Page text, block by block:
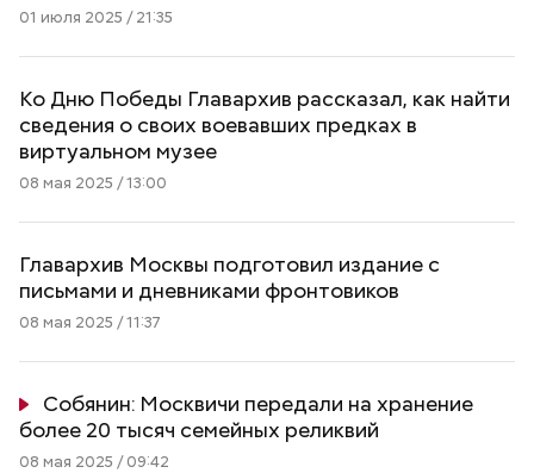
01 июля 2025 / 21:35
Ко Дню Победы Главархив рассказал, как найти
сведения о своих воевавших предках в
виртуальном музее
08 мая 2025 / 13:00
Главархив Москвы подготовил издание с
письмами и дневниками фронтовиков
08 мая 2025 / 11:37
Собянин: Москвичи передали на хранение
более 20 тысяч семейных реликвий
08 мая 2025 / 09:42